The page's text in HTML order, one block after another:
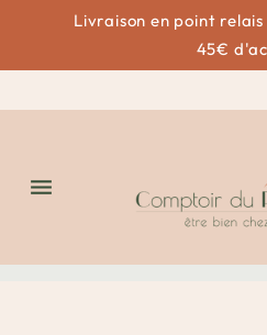
Livraison en point
45€
